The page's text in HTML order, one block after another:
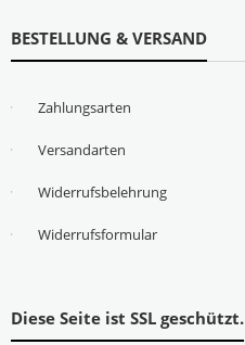
BESTELLUNG & VERSAND
Zahlungsarten
Versandarten
Widerrufsbelehrung
Widerrufsformular
Diese Seite ist SSL geschützt.